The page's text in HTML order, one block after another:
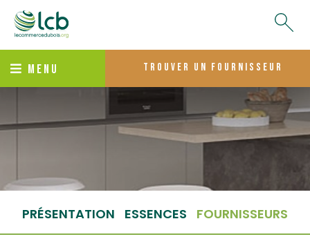
MENU trouver un fournisseur
PRÉSENTATION ESSENCES FOURNISSEURS